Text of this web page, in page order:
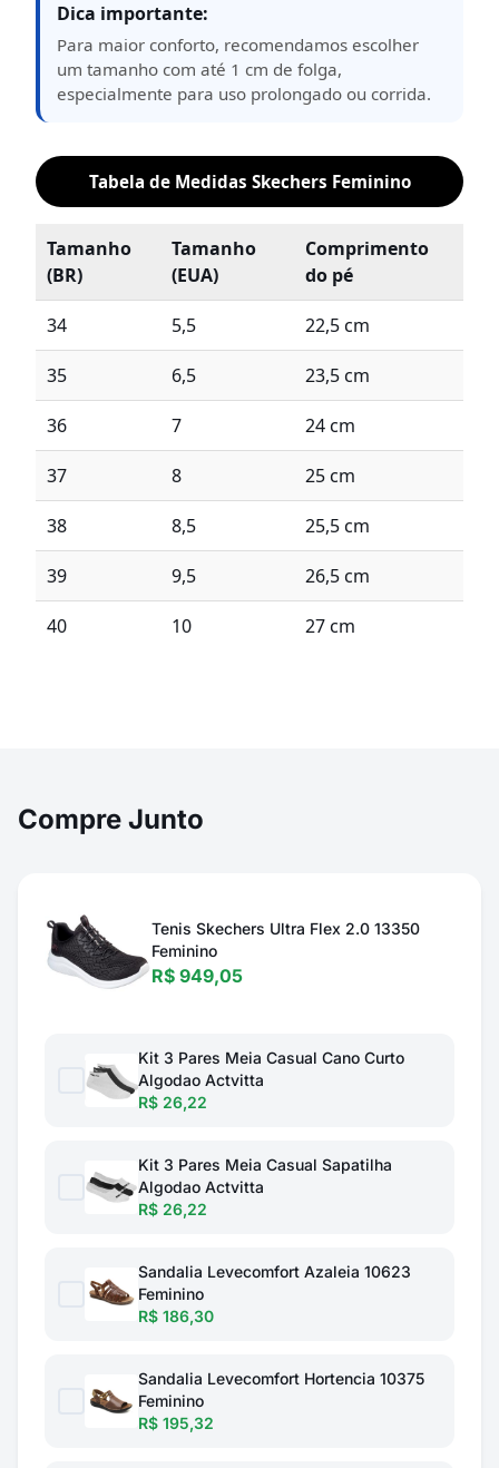
Dica importante:
Para maior conforto, recomendamos escolher
um tamanho com até 1 cm de folga,
especialmente para uso prolongado ou corrida.
Tabela de Medidas Skechers Feminino
Tamanho
(BR)
Tamanho
(EUA)
Comprimento
do pé
34 5,5 22,5 cm
35 6,5 23,5 cm
36 7 24 cm
37 8 25 cm
38 8,5 25,5 cm
39 9,5 26,5 cm
40 10 27 cm
Compre Junto
Tenis Skechers Ultra Flex 2.0 13350
Feminino
R$ 949,05
Kit 3 Pares Meia Casual Cano Curto
Algodao Actvitta
R$ 26,22
Kit 3 Pares Meia Casual Sapatilha
Algodao Actvitta
R$ 26,22
Sandalia Levecomfort Azaleia 10623
Feminino
R$ 186,30
Sandalia Levecomfort Hortencia 10375
Feminino
R$ 195,32